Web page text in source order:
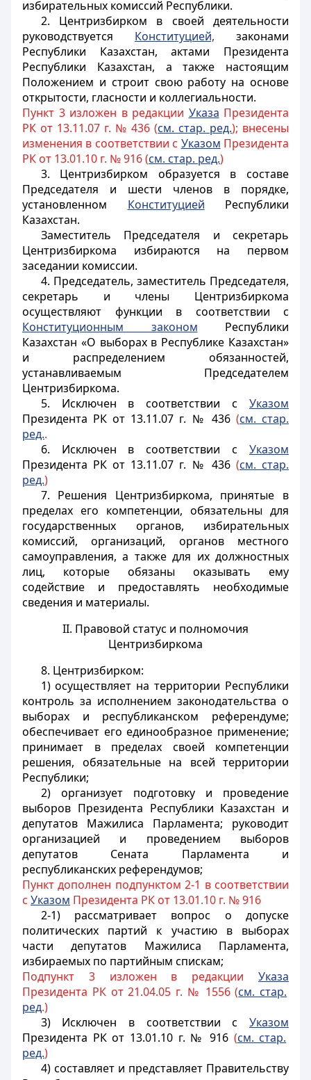
избирательных комиссий Республики.
2. Центризбирком в своей деятельности
руководствуется Конституцией, законами
Республики Казахстан, актами Президента
Республики Казахстан, а также настоящим
Положением и строит свою работу на основе
открытости, гласности и коллегиальности.
Пункт 3 изложен в редакции Указа Президента
РК от 13.11.07 г. № 436 (см. стар. ред.); внесены
изменения в соответствии с Указом Президента
РК от 13.01.10 г. № 916 (см. стар. ред.)
3. Центризбирком образуется в составе
Председателя и шести членов в порядке,
установленном Конституцией Республики
Казахстан.
Заместитель Председателя и секретарь
Центризбиркома избираются на первом
заседании комиссии.
4. Председатель, заместитель Председателя,
секретарь и члены Центризбиркома
осуществляют функции в соответствии с
Конституционным законом Республики
Казахстан «О выборах в Республике Казахстан»
и распределением обязанностей,
устанавливаемым Председателем
Центризбиркома.
5. Исключен в соответствии с Указом
Президента РК от 13.11.07 г. № 436 (см. стар.
ред..
6. Исключен в соответствии с Указом
Президента РК от 13.11.07 г. № 436 (см. стар.
ред.)
7. Решения Центризбиркома, принятые в
пределах его компетенции, обязательны для
государственных органов, избирательных
комиссий, организаций, органов местного
самоуправления, а также для их должностных
лиц, которые обязаны оказывать ему
содействие и предоставлять необходимые
сведения и материалы.
II. Правовой статус и полномочия
Центризбиркома
8. Центризбирком:
1) осуществляет на территории Республики
контроль за исполнением законодательства о
выборах и республиканском референдуме;
обеспечивает его единообразное применение;
принимает в пределах своей компетенции
решения, обязательные на всей территории
Республики;
2) организует подготовку и проведение
выборов Президента Республики Казахстан и
депутатов Мажилиса Парламента; руководит
организацией и проведением выборов
депутатов Сената Парламента и
республиканских референдумов;
Пункт дополнен подпунктом 2-1 в соответствии
с Указом Президента РК от 13.01.10 г. № 916
2-1) рассматривает вопрос о допуске
политических партий к участию в выборах
части депутатов Мажилиса Парламента,
избираемых по партийным спискам;
Подпункт 3 изложен в редакции Указа
Президента РК от 21.04.05 г. № 1556 (см. стар.
ред.)
3) Исключен в соответствии сУказом
Президента РК от 13.01.10 г. № 916 (см. стар.
ред.)
4) составляет и представляет Правительству